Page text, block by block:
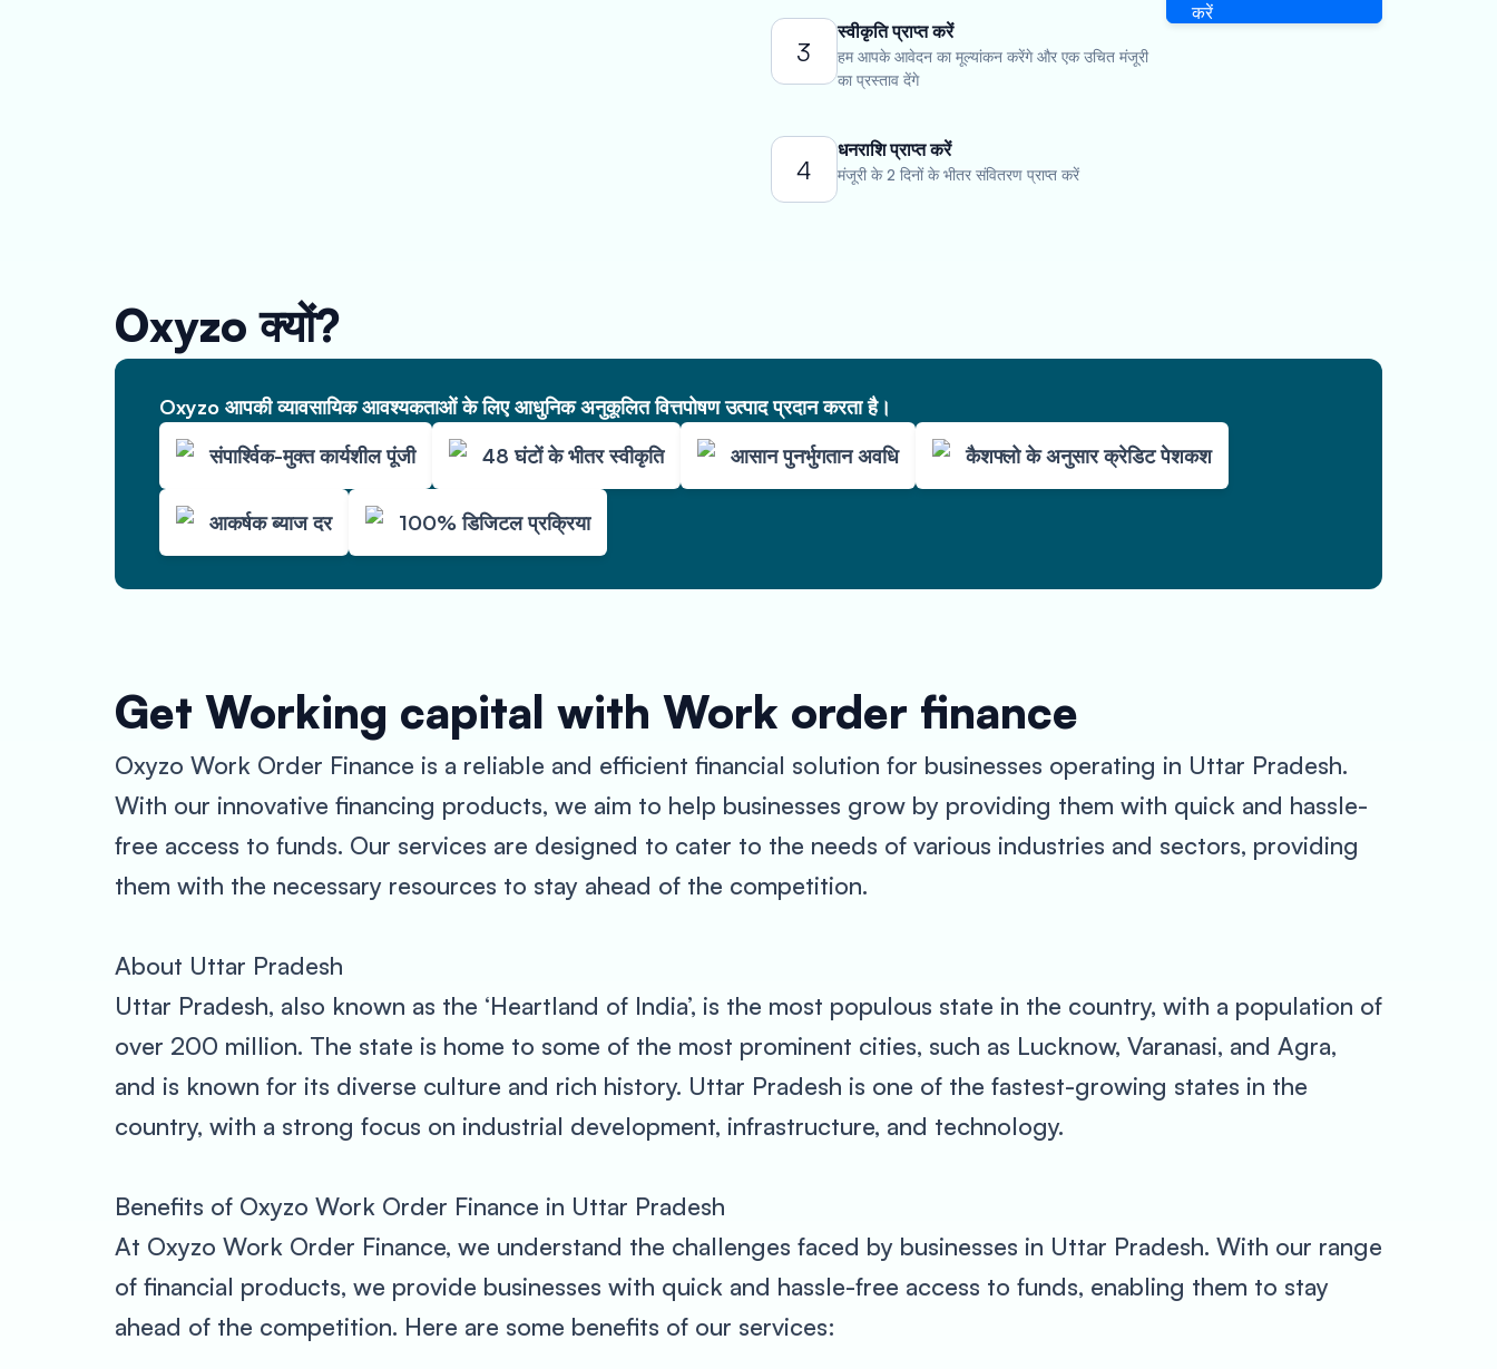
3
स्वीकृति प्राप्त करें
हम आपके आवेदन का मूल्यांकन करेंगे और एक उचित मंजूरी
का प्रस्ताव देंगे
4
धनराशि प्राप्त करें
मंजूरी के 2 दिनों के भीतर संवितरण प्राप्त करें
करें
Oxyzo क्यों?
Oxyzo आपकी व्यावसायिक आवश्यकताओं के लिए आधुनिक अनुकूलित वित्तपोषण उत्पाद प्रदान करता है।
संपार्श्विक-मुक्त कार्यशील पूंजी
48 घंटों के भीतर स्वीकृति आसान पुनर्भुगतान अवधि कैशफ्लो के अनुसार क्रेडिट पेशकश
आकर्षक ब्याज दर 100% डिजिटल प्रक्रिया
Get Working capital with Work order finance
Oxyzo Work Order Finance is a reliable and efficient financial solution for businesses operating in Uttar Pradesh.
With our innovative financing products, we aim to help businesses grow by providing them with quick and hassle-
free access to funds. Our services are designed to cater to the needs of various industries and sectors, providing
them with the necessary resources to stay ahead of the competition.
About Uttar Pradesh
Uttar Pradesh, also known as the ‘Heartland of India’, is the most populous state in the country, with a population of
over 200 million. The state is home to some of the most prominent cities, such as Lucknow, Varanasi, and Agra,
and is known for its diverse culture and rich history. Uttar Pradesh is one of the fastest-growing states in the
country, with a strong focus on industrial development, infrastructure, and technology.
Benefits of Oxyzo Work Order Finance in Uttar Pradesh
At Oxyzo Work Order Finance, we understand the challenges faced by businesses in Uttar Pradesh. With our range
of financial products, we provide businesses with quick and hassle-free access to funds, enabling them to stay
ahead of the competition. Here are some benefits of our services: